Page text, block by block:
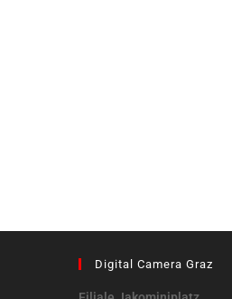
Digital Camera Graz